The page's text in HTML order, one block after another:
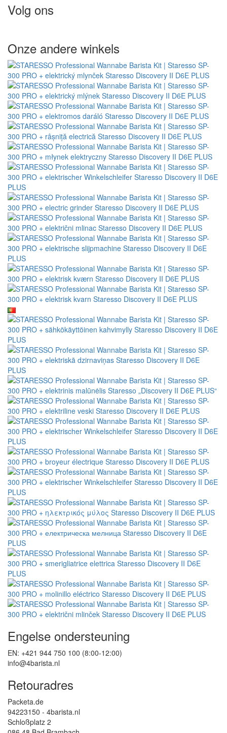
Volg ons
Onze andere winkels
Engelse ondersteuning
EN: +421 944 750 100 (8:00-12:00)
info@4barista.nl
Retouradres
Packeta.de
94223150 - 4barista.nl
Schloßplatz 2